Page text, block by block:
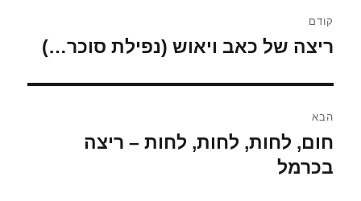
קודם
הפוסט
ריצה של כאב ויאוש (נפילת סוכר…)
הבא
הפוסט
הבא:
חום, לחות, לחות, לחות – ריצה
בכרמל